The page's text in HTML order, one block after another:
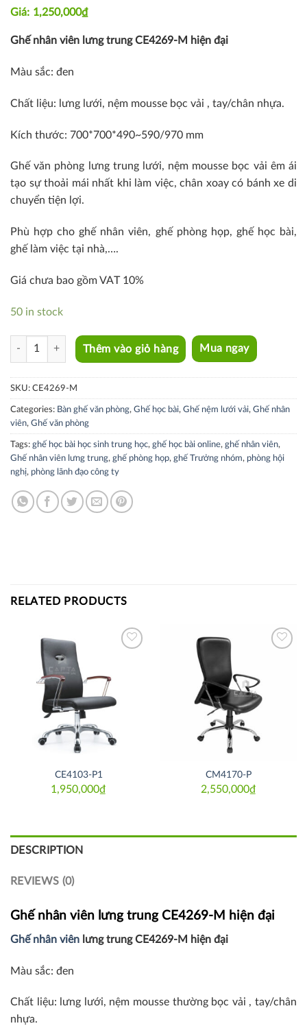
1,250,000₫
Ghế nhân viên lưng trung CE4269-M hiện đại
Màu sắc: đen
Chất liệu: lưng lưới, nệm mousse bọc vải , tay/chân nhựa.
Kích thước: 700*700*490~590/970 mm
Ghế văn phòng lưng trung lưới, nệm mousse bọc vải êm ái
tạo sự thoải mái nhất khi làm việc, chân xoay có bánh xe di
chuyển tiện lợi.
Phù hợp cho ghế nhân viên, ghế phòng họp, ghế học bài,
ghế làm việc tại nhà,….
Giá chưa bao gồm VAT 10%
50 in stock
CE4269-M quantity
Thêm vào giỏ hàng Mua ngay
SKU: CE4269-M
Categories: Bàn ghế văn phòng, Ghế học bài, Ghế nệm lưới vải, Ghế nhân
viên, Ghế văn phòng
Tags: ghế học bài học sinh trung học, ghế học bài online, ghế nhân viên,
Ghế nhân viên lưng trung, ghế phòng họp, ghế Trưởng nhóm, phòng hội
nghị, phòng lãnh đạo công ty
RELATED PRODUCTS
CE4103-P1
1,950,000₫
CM4170-P
2,550,000₫
DESCRIPTION
REVIEWS (0)
Ghế nhân viên lưng trung CE4269-M hiện đại
Ghế nhân viên lưng trung CE4269-M hiện đại
Màu sắc: đen
Chất liệu: lưng lưới, nệm mousse thường bọc vải , tay/chân
nhựa.